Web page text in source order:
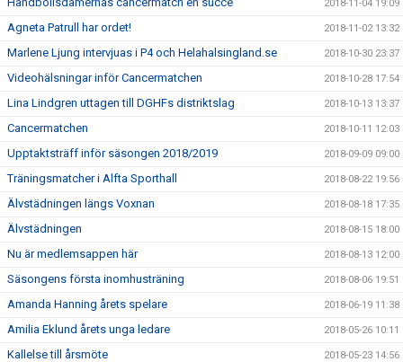
2018-11-04 19:09
Agneta Patrull har ordet! 2018-11-02 13:32
Marlene Ljung intervjuas i P4 och Helahalsingland.se 2018-10-30 23:37
Videohälsningar inför Cancermatchen 2018-10-28 17:54
Lina Lindgren uttagen till DGHFs distriktslag 2018-10-13 13:37
Cancermatchen 2018-10-11 12:03
Upptaktsträff inför säsongen 2018/2019 2018-09-09 09:00
Träningsmatcher i Alfta Sporthall 2018-08-22 19:56
Älvstädningen längs Voxnan 2018-08-18 17:35
Älvstädningen 2018-08-15 18:00
Nu är medlemsappen här 2018-08-13 12:00
Säsongens första inomhusträning 2018-08-06 19:51
Amanda Hanning årets spelare 2018-06-19 11:38
Amilia Eklund årets unga ledare 2018-05-26 10:11
Kallelse till årsmöte 2018-05-23 14:56